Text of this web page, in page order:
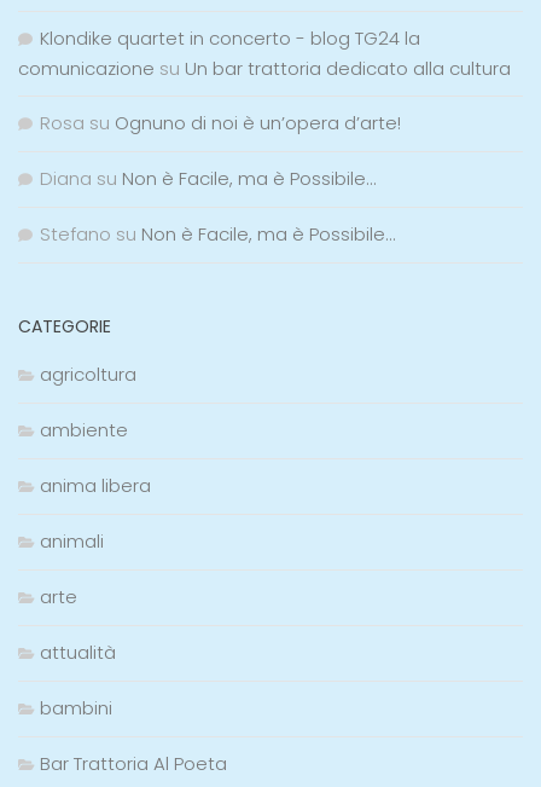
Klondike quartet in concerto - blog TG24 la
comunicazione su Un bar trattoria dedicato alla cultura
Rosa su Ognuno di noi è un’opera d’arte!
Diana su Non è Facile, ma è Possibile…
Stefano su Non è Facile, ma è Possibile…
CATEGORIE
agricoltura
ambiente
anima libera
animali
arte
attualità
bambini
Bar Trattoria Al Poeta